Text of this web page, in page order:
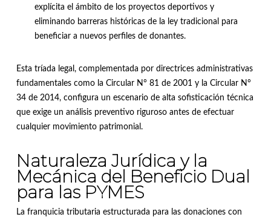
explícita el ámbito de los proyectos deportivos y
eliminando barreras históricas de la ley tradicional para
beneficiar a nuevos perfiles de donantes.
Esta tríada legal, complementada por directrices administrativas
fundamentales como la Circular N° 81 de 2001 y la Circular N°
34 de 2014, configura un escenario de alta sofisticación técnica
que exige un análisis preventivo riguroso antes de efectuar
cualquier movimiento patrimonial .
Naturaleza Jurídica y la
Mecánica del Beneficio Dual
para las PYMES
La franquicia tributaria estructurada para las donaciones con